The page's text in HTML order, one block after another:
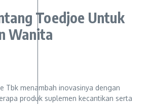
Toedjoe Untuk
Wanita
Tbk menambah inovasinya dengan
produk suplemen kecantikan serta